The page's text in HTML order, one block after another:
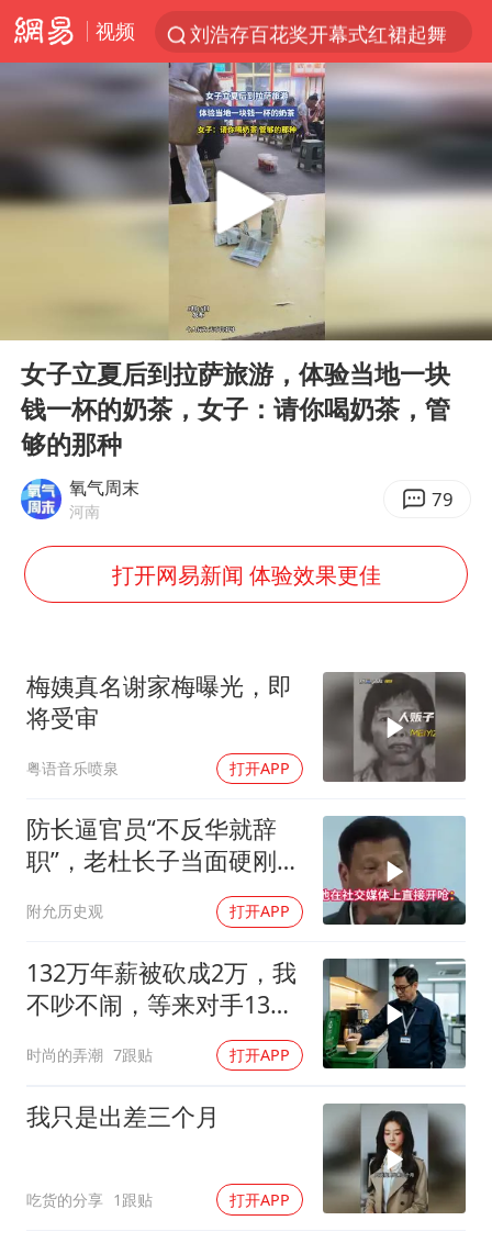
视频
刘浩存百花奖开幕式红裙起舞
台风白海豚闭眼浙江上海处于危险半圆
张本智和：零封向鹏不意外
泰国初中生饮弹自尽前开了26枪
用AI造出新病毒意味着什么
浙江最强风雨时段已锁定
美股创4月份以来最大单周涨幅
台风白海豚登陆点缩圈
女子被狗舔脚确诊三级暴露 医生回应
习近平心系体育强国建设
Play
00:10
女子立夏后到拉萨旅游，体验当地一块
钱一杯的奶茶，女子：请你喝奶茶，管
够的那种
氧气周末
河南 79
打开网易新闻 体验效果更佳
梅姨真名谢家梅曝光，即
将受审
粤语音乐喷泉 打开APP
防长逼官员“不反华就辞
职”，老杜长子当面硬刚：
附允历史观 打开APP
132万年薪被砍成2万，我
不吵不闹，等来对手13倍
时尚的弄潮 7跟贴 打开APP
我只是出差三个月
吃货的分享 1跟贴 打开APP